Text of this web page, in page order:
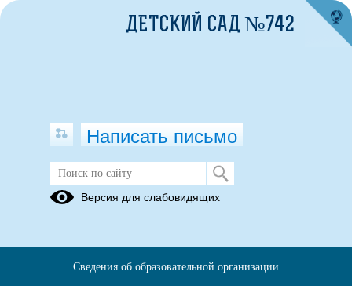
Противодействие коррупции
ДЕТСКИЙ САД №742
Написать письмо
Версия для слабовидящих
Сведения об образовательной организации